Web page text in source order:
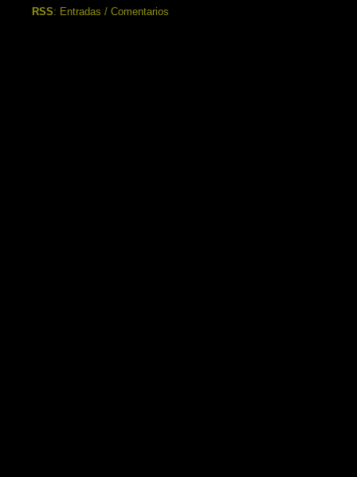
RSS: Entradas / Comentarios